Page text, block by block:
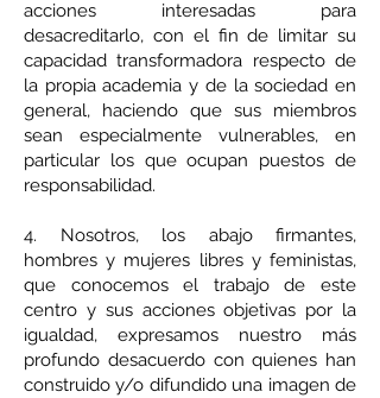
acciones interesadas para
desacreditarlo, con el fin de limitar su
capacidad transformadora respecto de
la propia academia y de la sociedad en
general, haciendo que sus miembros
sean especialmente vulnerables, en
particular los que ocupan puestos de
responsabilidad.
4. Nosotros, los abajo firmantes,
hombres y mujeres libres y feministas,
que conocemos el trabajo de este
centro y sus acciones objetivas por la
igualdad, expresamos nuestro más
profundo desacuerdo con quienes han
construido y/o difundido una imagen de